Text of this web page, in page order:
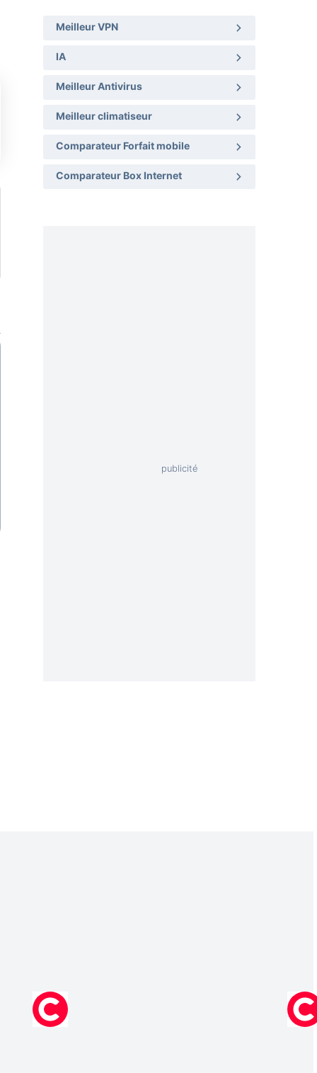
Meilleur VPN
IA
Meilleur Antivirus
Meilleur climatiseur
Comparateur Forfait mobile
Comparateur Box Internet